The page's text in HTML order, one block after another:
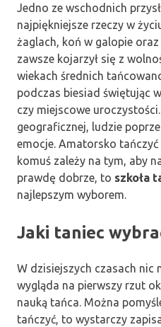
Jedno ze wschodnich
najpiękniejsze rzeczy w
żaglach, koń w galopie
zawsze kojarzył się z
wiekach średnich
podczas biesiad świętując
czy miejscowe
geograficznej, ludzie
emocje. Amatorsko
komuś zależy na tym, aby
prawdę dobrze, to szkoła
najlepszym wyborem.
Jaki taniec
W dzisiejszych czasach nic
wygląda na pierwszy rzut
nauką tańca. Można
tańczyć, to wystarczy